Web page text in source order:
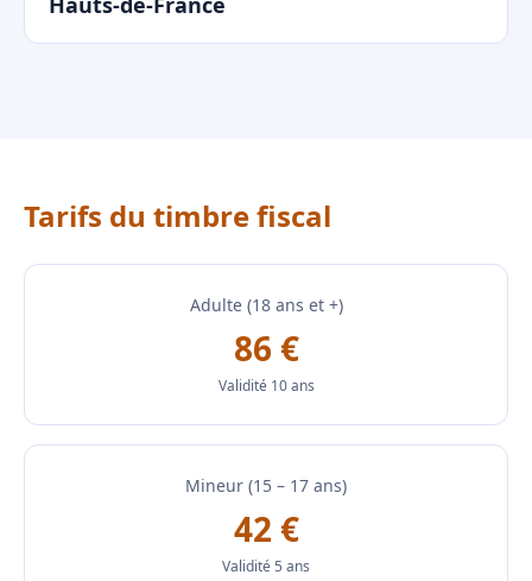
Tarifs du timbre fiscal
Adulte (18 ans et +)
86 €
Validité 10 ans
Mineur (15 – 17 ans)
42 €
Validité 5 ans